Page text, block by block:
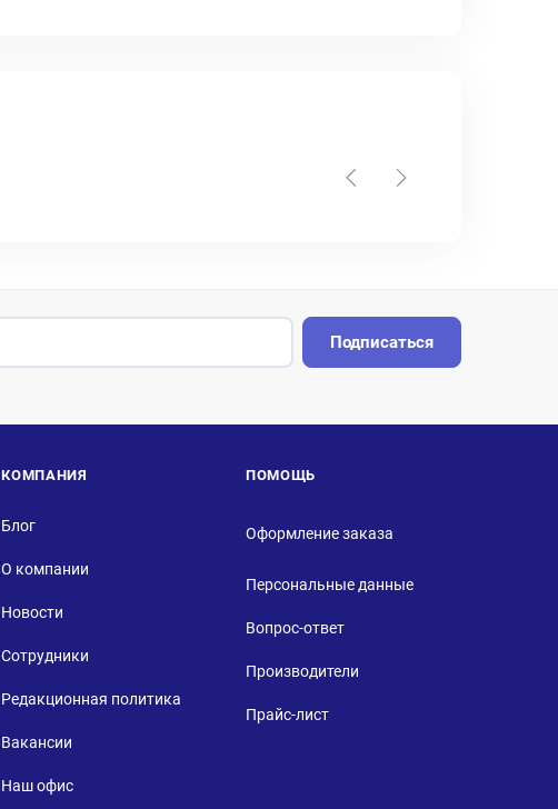
Подписаться
КОМПАНИЯ
Блог
О компании
Новости
Сотрудники
Редакционная политика
Вакансии
Наш офис
ПОМОЩЬ
Оформление заказа
Персональные данные
Вопрос-ответ
Производители
Прайс-лист